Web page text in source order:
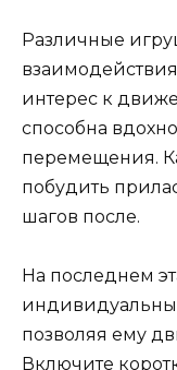
Различные
интерес к
способна
перемещения.
побудить
шагов после.
На последнем
позволяя ему
Включите